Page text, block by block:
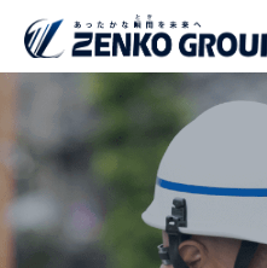
ったかな瞬
間を未来へ